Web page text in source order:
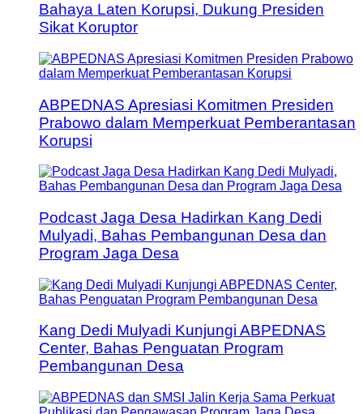
Bahaya Laten Korupsi, Dukung Presiden
Sikat Koruptor
ABPEDNAS Apresiasi Komitmen Presiden
Prabowo dalam Memperkuat Pemberantasan
Korupsi
Podcast Jaga Desa Hadirkan Kang Dedi
Mulyadi, Bahas Pembangunan Desa dan
Program Jaga Desa
Kang Dedi Mulyadi Kunjungi ABPEDNAS
Center, Bahas Penguatan Program
Pembangunan Desa